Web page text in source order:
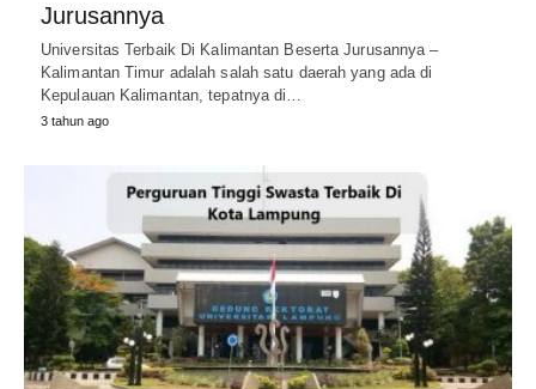
Jurusannya
Universitas Terbaik Di Kalimantan Beserta Jurusannya –
Kalimantan Timur adalah salah satu daerah yang ada di
Kepulauan Kalimantan, tepatnya di…
3 tahun ago